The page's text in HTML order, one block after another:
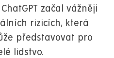
začal vážněji
rizicích, která
představovat pro
lidstvo.